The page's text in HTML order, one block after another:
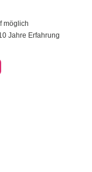
möglich
Jahre Erfahrung